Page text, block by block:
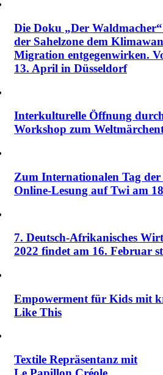
Die Doku „Der
der Sahelzone dem
Migration entgegenwirken.
13. April in Düsseldorf
Interkulturelle Öffnung
Workshop zum
Zum Internationalen Tag
Online-Lesung auf Twi am
7. Deutsch-Afrikanisches
2022 findet am 16. Februar
Empowerment für Kids mit
Like This
Textile Repräsentanz mit